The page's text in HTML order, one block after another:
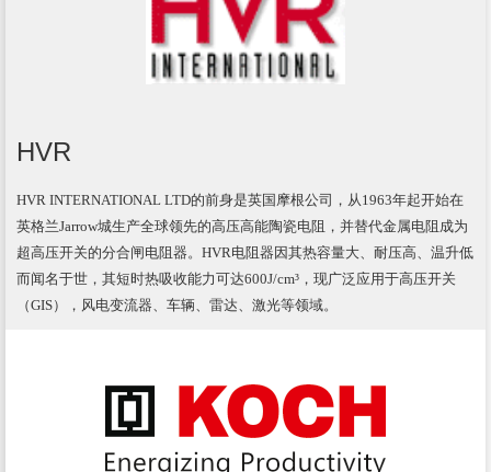
HVR
HVR INTERNATIONAL LTD的前身是英国摩根公司，从1963年起开始在
英格兰Jarrow城生产全球领先的高压高能陶瓷电阻，并替代金属电阻成为
超高压开关的分合闸电阻器。HVR电阻器因其热容量大、耐压高、温升低
而闻名于世，其短时热吸收能力可达600J/cm³，现广泛应用于高压开关
（GIS），风电变流器、车辆、雷达、激光等领域。